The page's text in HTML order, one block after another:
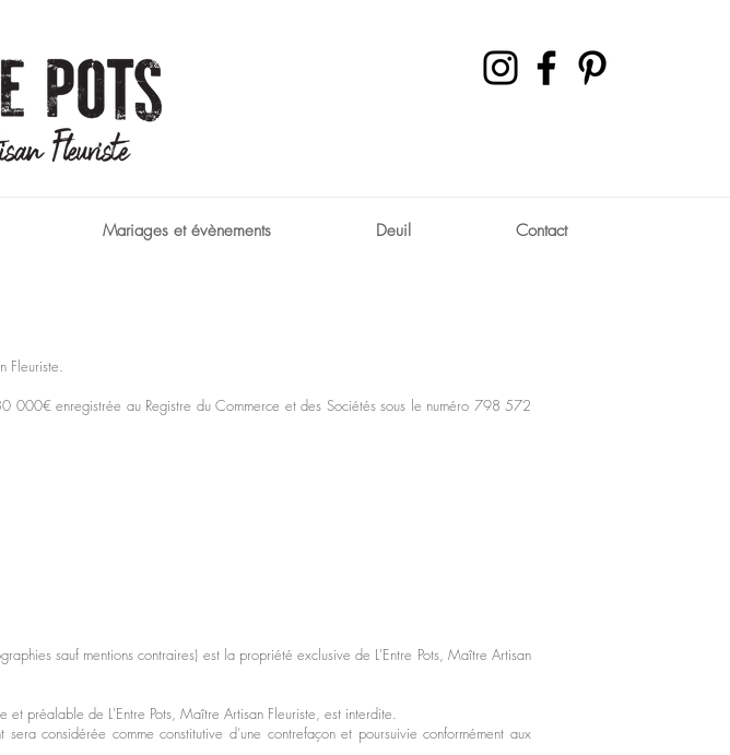
Mariages et évènements Deuil Contact
Fleuriste.
000€ enregistrée au Registre du Commerce et des Sociétés sous le numéro 798 572
sauf mentions contraires) est la propriété exclusive de L'Entre Pots, Maître Artisan
et préalable de L'Entre Pots, Maître Artisan Fleuriste, est interdite.
considérée comme constitutive d’une contrefaçon et poursuivie conformément aux